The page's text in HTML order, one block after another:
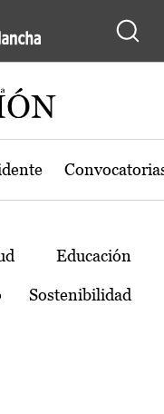
Castilla-La
Educación
Sostenibilidad